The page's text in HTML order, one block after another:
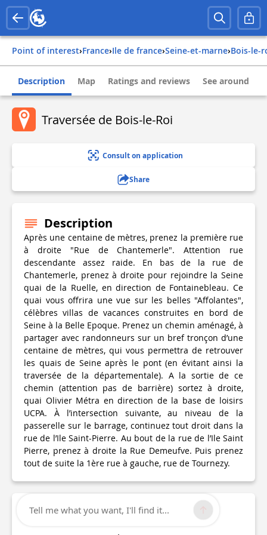
Point of interest› france› ile de france› seine-et-marne› bois-le-
Description Map Ratings and reviews See around
Traversée de Bois-le-Roi
Consult on application
Share
Description
Après une centaine de mètres, prenez la première rue
à droite "Rue de Chantemerle". Attention rue
descendante assez raide. En bas de la rue de
Chantemerle, prenez à droite pour rejoindre la Seine
quai de la Ruelle, en direction de Fontainebleau. Ce
quai vous offrira une vue sur les belles "Affolantes",
célèbres villas de vacances construites en bord de
Seine à la Belle Epoque. Prenez un chemin aménagé, à
partager avec randonneurs sur un bref tronçon d’une
centaine de mètres, qui vous permettra de retrouver
les quais de Seine après le pont (en évitant ainsi la
traversée de la départementale). A la sortie de ce
chemin (attention pas de barrière) sortez à droite,
quai Olivier Métra en direction de la base de loisirs
UCPA. À l’intersection suivante, au niveau de la
passerelle sur le barrage, continuez tout droit dans la
rue de l’Ile Saint-Pierre. Au bout de la rue de l’Ile Saint
Pierre, prenez à droite la Rue Demeufve. Puis prenez
tout de suite la 1ère rue à gauche, rue de Tournezy.
Technical Information
Tell me what you want, I'll find it...